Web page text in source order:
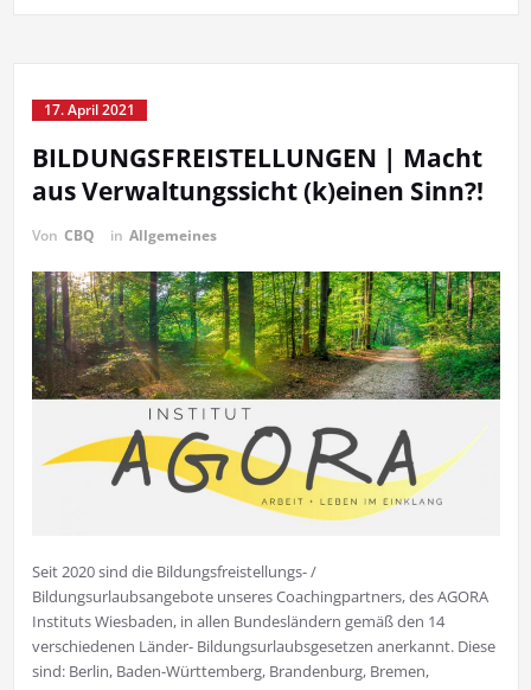
17. April 2021
BILDUNGSFREISTELLUNGEN | Macht
aus Verwaltungssicht (k)einen Sinn?!
Von CBQ in Allgemeines
Seit 2020 sind die Bildungsfreistellungs- /
Bildungsurlaubsangebote unseres Coachingpartners, des AGORA
Instituts Wiesbaden, in allen Bundesländern gemäß den 14
verschiedenen Länder- Bildungsurlaubsgesetzen anerkannt. Diese
sind: Berlin, Baden-Württemberg, Brandenburg, Bremen,